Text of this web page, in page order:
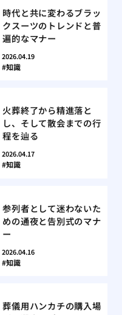
時代と共に変わるブラッ
クスーツのトレンドと普
遍的なマナー
2026.04.19
知識
火葬終了から精進落と
し、そして散会までの行
程を辿る
2026.04.17
知識
参列者として迷わないた
めの通夜と告別式のマナ
ー
2026.04.16
知識
葬儀用ハンカチの購入場